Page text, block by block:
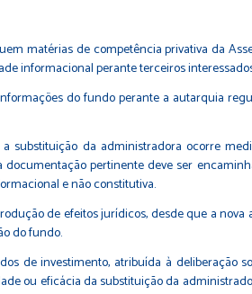
matérias de competência privativa da
informacional perante terceiros
do fundo perante a autarquia
a substituição da administradora ocorre
documentação pertinente deve ser
e não constitutiva.
de efeitos jurídicos, desde que a
do fundo.
de investimento, atribuída à deliberação
ou eficácia da substituição da